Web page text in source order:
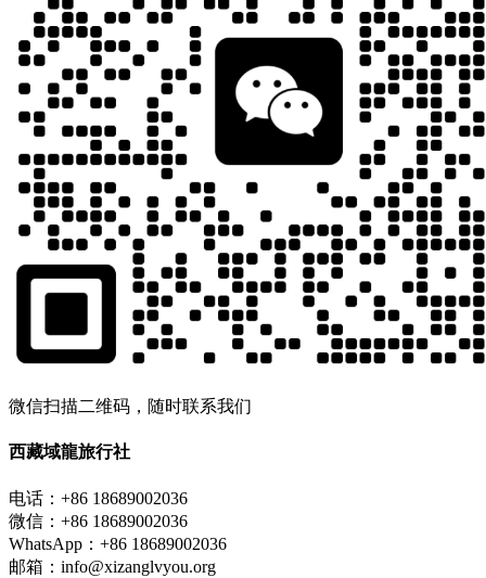
微信扫描二维码，随时联系我们
西藏域龍旅行社
电话：+86 18689002036
微信：+86 18689002036
WhatsApp：+86 18689002036
邮箱：info@xizanglvyou.org